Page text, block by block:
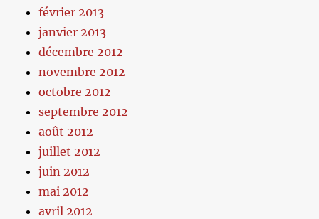
février 2013
janvier 2013
décembre 2012
novembre 2012
octobre 2012
septembre 2012
août 2012
juillet 2012
juin 2012
mai 2012
avril 2012